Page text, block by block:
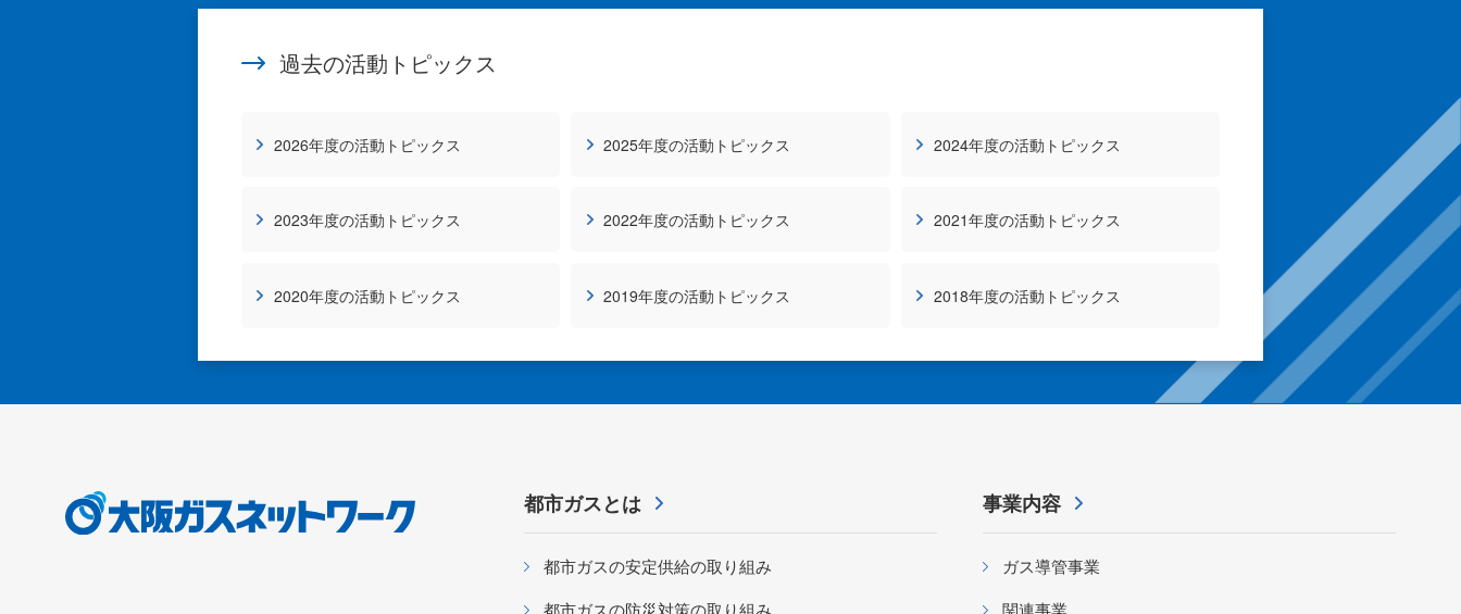
過去の活動トピックス
2026年度の活動トピックス 2025年度の活動トピックス 2024年度の活動トピックス
2023年度の活動トピックス 2022年度の活動トピックス 2021年度の活動トピックス
2020年度の活動トピックス 2019年度の活動トピックス 2018年度の活動トピックス
都市ガスとは
都市ガスの安定供給の取り組み
都市ガスの防災対策の取り組み
事業内容
ガス導管事業
関連事業